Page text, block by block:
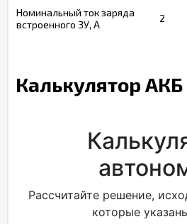
Номинальный ток заряда
встроенного ЗУ, А
2
Калькулятор АКБ
Рассчитайте решение,
которые